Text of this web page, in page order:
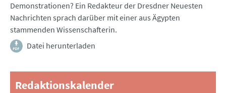
Demonstrationen? Ein Redakteur der Dresdner Neuesten
Nachrichten sprach darüber mit einer aus Ägypten
stammenden Wissenschafterin.
Datei herunterladen
Redaktionskalender